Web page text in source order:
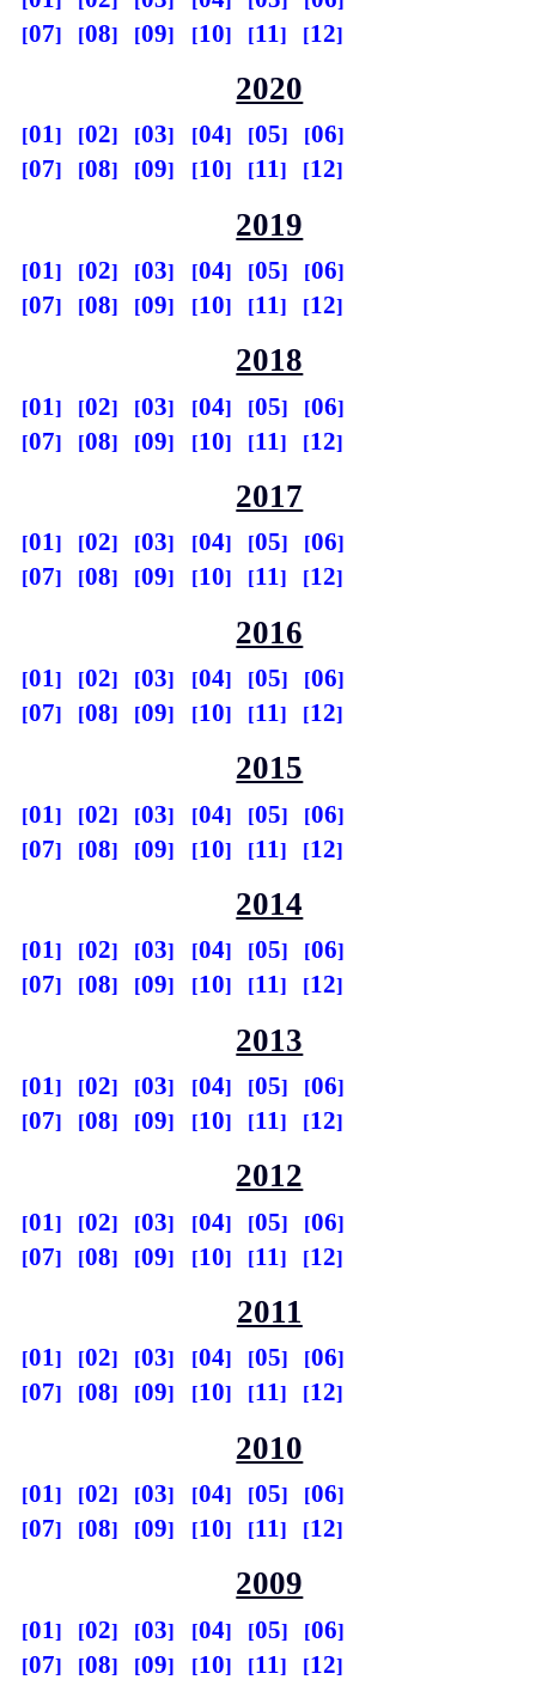
07
08 09 10 11 12
2020
01 02 03 04 05
06
07
08 09 10 11 12
2019
01 02 03 04 05
06
07
08 09 10 11 12
2018
01 02 03 04 05
06
07
08 09 10 11 12
2017
01 02 03 04 05
06
07
08 09 10 11 12
2016
01 02 03 04 05
06
07
08 09 10 11 12
2015
01 02 03 04 05
06
07
08 09 10 11 12
2014
01 02 03 04 05
06
07
08 09 10 11 12
2013
01 02 03 04 05
06
07
08 09 10 11 12
2012
01 02 03 04 05
06
07
08 09 10 11 12
2011
01 02 03 04 05
06
07
08 09 10 11 12
2010
01 02 03 04 05
06
07
08 09 10 11 12
2009
01 02 03 04 05
06
07
08 09 10 11 12